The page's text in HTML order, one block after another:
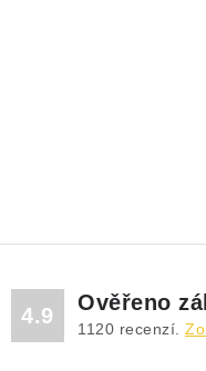
4.9
Ověřeno
1120 recenzí.